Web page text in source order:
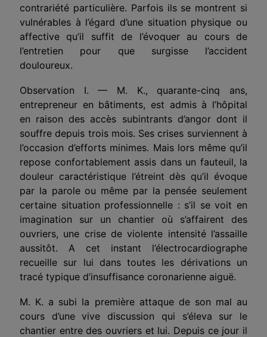
contrariété particulière. Parfois ils se montrent si
vulnérables à l’égard d’une situation physique ou
affective qu’il suffit de l’évoquer au cours de
l’entretien pour que surgisse l’accident
douloureux.
Observation I. — M. K., quarante-cinq ans,
entrepreneur en bâtiments, est admis à l’hôpital
en raison des accès subintrants d’angor dont il
souffre depuis trois mois. Ses crises surviennent à
l’occasion d’efforts minimes. Mais lors même qu’il
repose confortablement assis dans un fauteuil, la
douleur caractéristique l’étreint dès qu’il évoque
par la parole ou même par la pensée seulement
certaine situation professionnelle : s’il se voit en
imagination sur un chantier où s’affairent des
ouvriers, une crise de violente intensité l’assaille
aussitôt. A cet instant l’électrocardiographe
recueille sur lui dans toutes les dérivations un
tracé typique d’insuffisance coronarienne aiguë.
M. K. a subi la première attaque de son mal au
cours d’une vive discussion qui s’éleva sur le
chantier entre des ouvriers et lui. Depuis ce jour il